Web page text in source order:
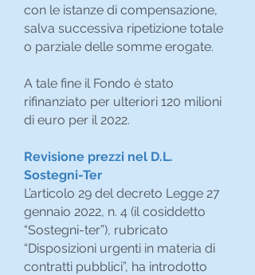
con le istanze di compensazione,
salva successiva ripetizione totale
o parziale delle somme erogate.
A tale fine il Fondo è stato
rifinanziato per ulteriori 120 milioni
di euro per il 2022.
Revisione prezzi nel D.L.
Sostegni-Ter
L’articolo 29 del decreto Legge 27
gennaio 2022, n. 4 (il cosiddetto
“Sostegni-ter”), rubricato
“Disposizioni urgenti in materia di
contratti pubblici”, ha introdotto